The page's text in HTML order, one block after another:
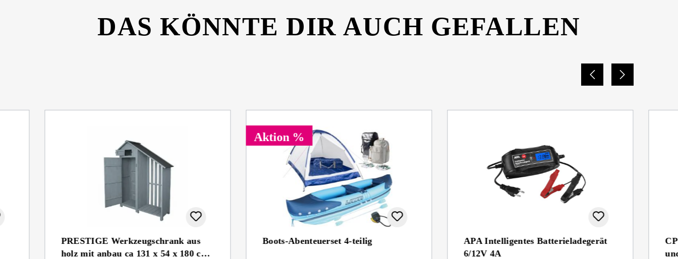
DAS KÖNNTE DIR AUCH GEFALLEN
PRESTIGE Werkzeugschrank aus
holz mit anbau ca 131 x 54 x 180 cm
Aktion %
Boots-Abenteuerset 4-teilig
APA Intelligentes Batterieladegerät
6/12V 4A